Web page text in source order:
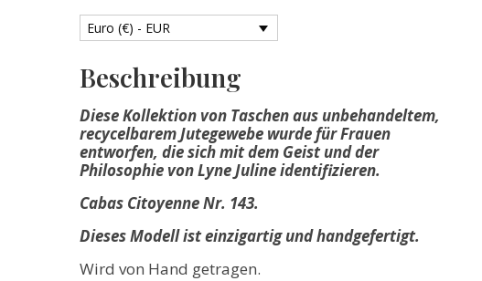
Euro (€) - EUR
Beschreibung
Diese Kollektion von Taschen aus unbehandeltem,
recycelbarem Jutegewebe wurde für Frauen
entworfen, die sich mit dem Geist und der
Philosophie von Lyne Juline identifizieren.
Cabas Citoyenne Nr. 143.
Dieses Modell ist einzigartig und handgefertigt.
Wird von Hand getragen.